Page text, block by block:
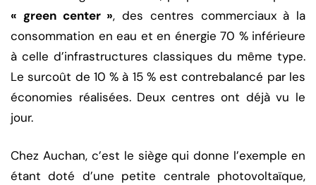
« green center », des centres commerciaux à la
consommation en eau et en énergie 70 % inférieure
à celle d’infrastructures classiques du même type.
Le surcoût de 10 % à 15 % est contrebalancé par les
économies réalisées. Deux centres ont déjà vu le
jour.
Chez Auchan, c’est le siège qui donne l’exemple en
étant doté d’une petite centrale photovoltaïque,